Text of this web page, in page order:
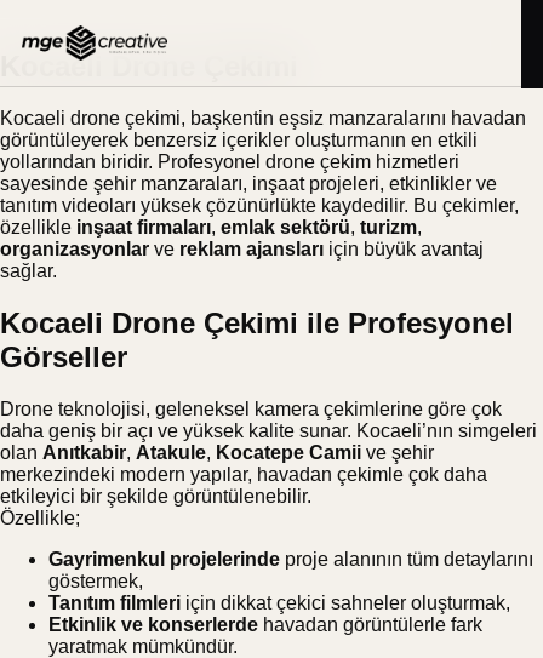
Kocaeli Drone Çekimi
Kocaeli drone çekimi, başkentin eşsiz manzaralarını havadan
görüntüleyerek benzersiz içerikler oluşturmanın en etkili
yollarından biridir. Profesyonel drone çekim hizmetleri
sayesinde şehir manzaraları, inşaat projeleri, etkinlikler ve
tanıtım videoları yüksek çözünürlükte kaydedilir. Bu çekimler,
özellikle inşaat firmaları, emlak sektörü, turizm,
organizasyonlar ve reklam ajansları için büyük avantaj
sağlar.
Kocaeli Drone Çekimi ile Profesyonel
Görseller
Drone teknolojisi, geleneksel kamera çekimlerine göre çok
daha geniş bir açı ve yüksek kalite sunar. Kocaeli’nın simgeleri
olan Anıtkabir, Atakule, Kocatepe Camii ve şehir
merkezindeki modern yapılar, havadan çekimle çok daha
etkileyici bir şekilde görüntülenebilir.
Özellikle;
Gayrimenkul projelerinde proje alanının tüm detaylarını
göstermek,
Tanıtım filmleri için dikkat çekici sahneler oluşturmak,
Etkinlik ve konserlerde havadan görüntülerle fark
yaratmak mümkündür.